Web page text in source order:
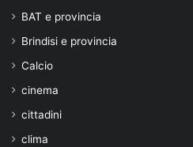
BAT e provincia
Brindisi e provincia
Calcio
cinema
cittadini
clima